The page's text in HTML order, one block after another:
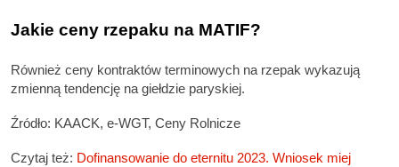
Jakie ceny rzepaku na MATIF?
Również ceny kontraktów terminowych na rzepak wykazują
zmienną tendencję na giełdzie paryskiej.
Źródło: KAACK, e-WGT, Ceny Rolnicze
Czytaj też: Dofinansowanie do eternitu 2023. Wniosek miej